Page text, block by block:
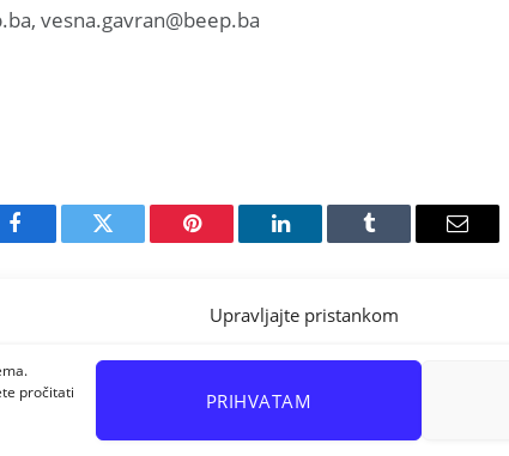
Upravljajte pristankom
pročitati
PRIHVATAM
vesna.gavran@beep.ba
Facebook Twitter Pinterest LinkedIn Tumblr Email